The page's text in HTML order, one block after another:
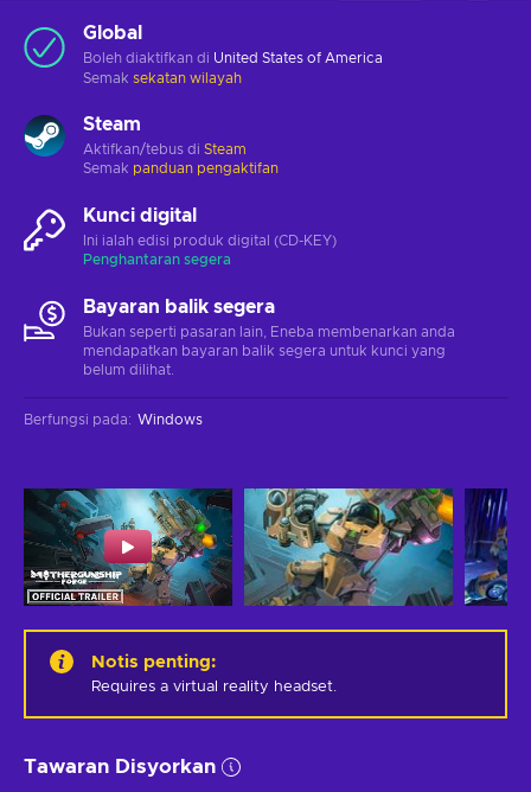
Global
Boleh diaktifkan di United States of America
Semak sekatan wilayah
Steam
Aktifkan/tebus di Steam
Semak panduan pengaktifan
Kunci digital
Ini ialah edisi produk digital (CD-KEY)
Penghantaran segera
Bayaran balik segera
Bukan seperti pasaran lain, Eneba membenarkan anda
mendapatkan bayaran balik segera untuk kunci yang
belum dilihat.
Berfungsi pada: Windows
Notis penting:
Requires a virtual reality headset.
Tawaran Disyorkan